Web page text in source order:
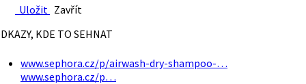
Uložit Zavřít
KDE TO SEHNAT
www.sephora.cz/p/airwash-dry-shampoo-…
www.sephora.cz/p…